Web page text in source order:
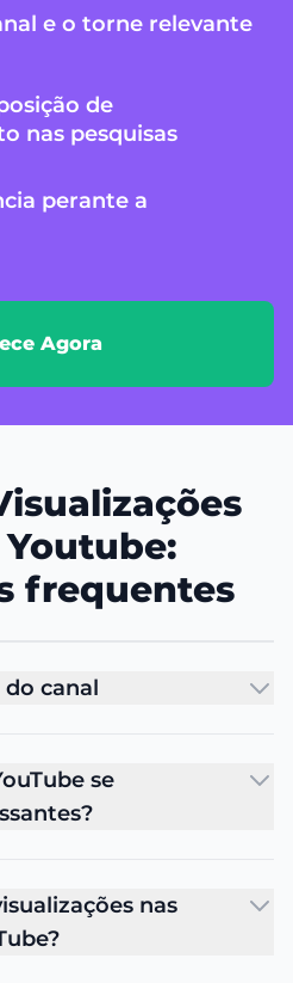
e o torne relevante
de
nas pesquisas
perante a
Agora
frequentes
canal
se
nas